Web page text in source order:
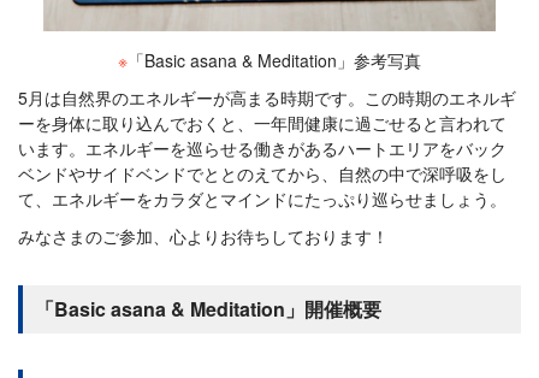
※ 「Basic asana & Meditation」参考写真
5月は自然界のエネルギーが高まる時期です。この時期のエネルギ
ーを身体に取り込んでおくと、一年間健康に過ごせると言われて
います。エネルギーを巡らせる働きがあるハートエリアをバック
ベンドやサイドベンドでととのえてから、自然の中で深呼吸をし
て、エネルギーをカラダとマインドにたっぷり巡らせましょう。
みなさまのご参加、心よりお待ちしております！
「Basic asana & Meditation」開催概要